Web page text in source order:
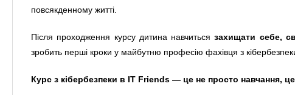
повсякденному житті.
Після проходження курсу дитина навчитьсязахищати себе,
зробить перші кроки у майбутню професію фахівця з
Курс з кібербезпеки в IT Friends — це не просто навчання,